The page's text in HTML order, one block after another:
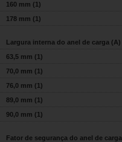
160 mm (1)
178 mm (1)
Largura interna do anel de carga (A)
63,5 mm (1)
70,0 mm (1)
76,0 mm (1)
89,0 mm (1)
90,0 mm (1)
Fator de segurança do anel de carga